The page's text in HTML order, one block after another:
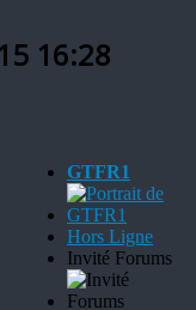
16:28
GTFR1
Hors Ligne
Invité Forums